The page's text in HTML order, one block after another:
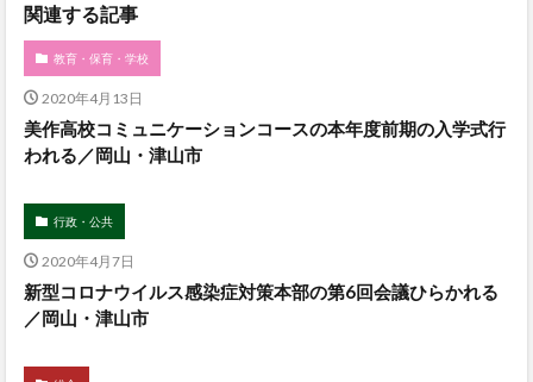
関連する記事
教育・保育・学校
2020年4月13日
美作高校コミュニケーションコースの本年度前期の入学式行
われる／岡山・津山市
行政・公共
2020年4月7日
新型コロナウイルス感染症対策本部の第6回会議ひらかれる
／岡山・津山市